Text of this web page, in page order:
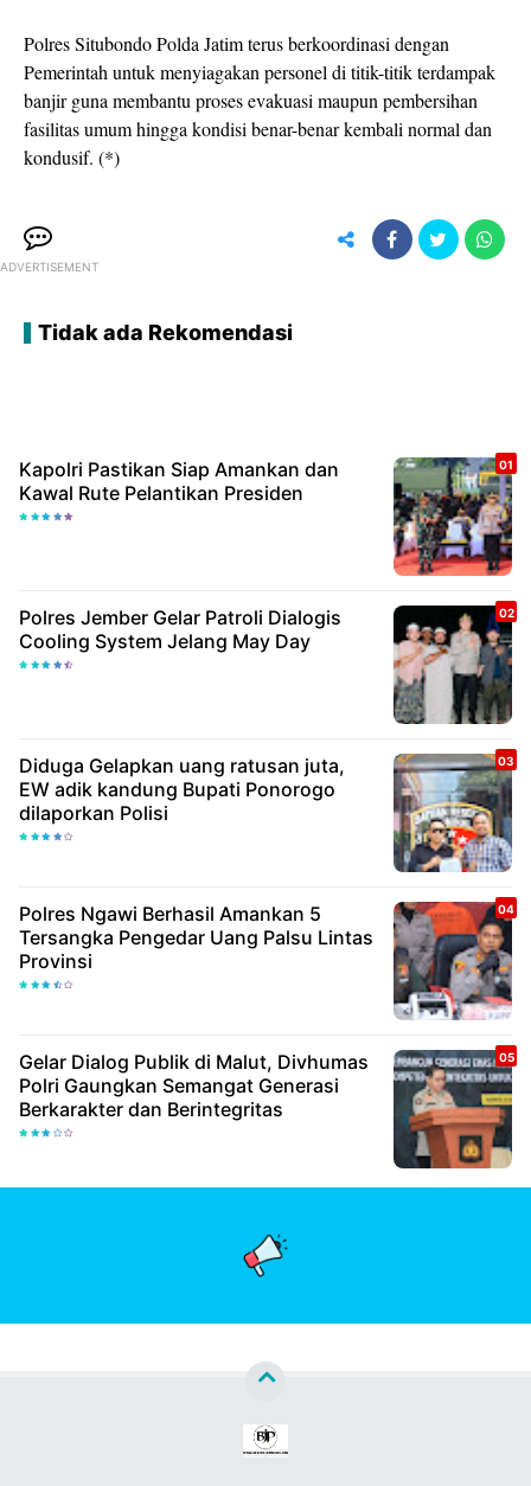
Polres Situbondo Polda Jatim terus berkoordinasi dengan
Pemerintah untuk menyiagakan personel di titik-titik terdampak
banjir guna membantu proses evakuasi maupun pembersihan
fasilitas umum hingga kondisi benar-benar kembali normal dan
kondusif. (*)
ADVERTISEMENT
Tidak ada Rekomendasi
Kapolri Pastikan Siap Amankan dan
Kawal Rute Pelantikan Presiden
Polres Jember Gelar Patroli Dialogis
Cooling System Jelang May Day
Diduga Gelapkan uang ratusan juta,
EW adik kandung Bupati Ponorogo
dilaporkan Polisi
Polres Ngawi Berhasil Amankan 5
Tersangka Pengedar Uang Palsu Lintas
Provinsi
Gelar Dialog Publik di Malut, Divhumas
Polri Gaungkan Semangat Generasi
Berkarakter dan Berintegritas